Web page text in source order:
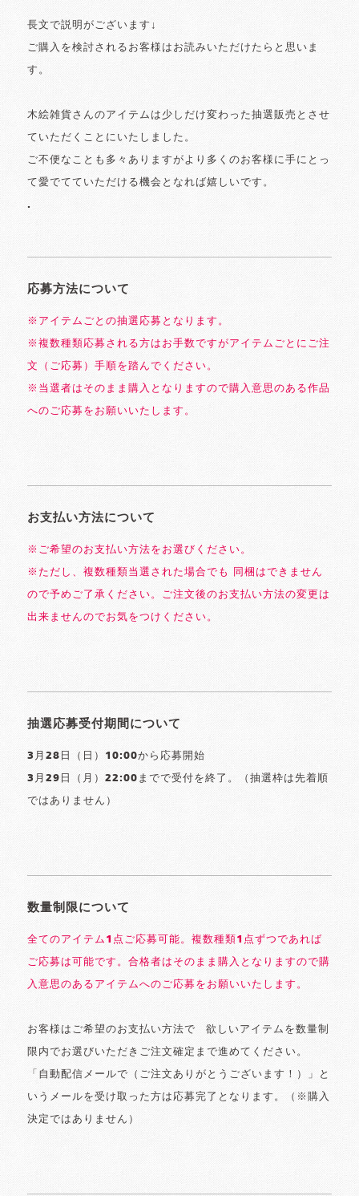
長文で説明がございます↓
ご購入を検討されるお客様はお読みいただけたらと思いま
す。
木絵雑貨さんのアイテムは少しだけ変わった抽選販売とさせ
ていただくことにいたしました。
ご不便なことも多々ありますがより多くのお客様に手にとっ
て愛でてていただける機会となれば嬉しいです。
.
応募方法について
※アイテムごとの抽選応募となります。
※複数種類応募される方はお手数ですがアイテムごとにご注
文（ご応募）手順を踏んでください。
※当選者はそのまま購入となりますので購入意思のある作品
へのご応募をお願いいたします。
お支払い方法について
※ご希望のお支払い方法をお選びください。
※ただし、複数種類当選された場合でも 同梱はできません
ので予めご了承ください。ご注文後のお支払い方法の変更は
出来ませんのでお気をつけください。
抽選応募受付期間について
3月28日（日）10:00から応募開始
3月29日（月）22:00までで受付を終了。（抽選枠は先着順
ではありません）
数量制限について
全てのアイテム1点ご応募可能。複数種類1点ずつであれば
ご応募は可能です。合格者はそのまま購入となりますので購
入意思のあるアイテムへのご応募をお願いいたします。
お客様はご希望のお支払い方法で゙欲しいアイテムを数量制
限内でお選びいただきご注文確定まで進めてください。
「自動配信メールで（ご注文ありがとうございます！）」と
いうメールを受け取った方は応募完了となります。（※購入
決定ではありません）